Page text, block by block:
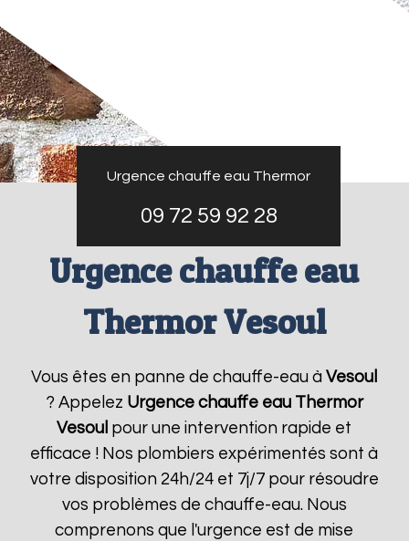
Urgence chauffe eau Thermor
09 72 59 92 28
Urgence chauffe eau
Thermor Vesoul
Vous êtes en panne de chauffe-eau àVesoul
? Appelez Urgence chauffe eau Thermor
Vesoul pour une intervention rapide et
efficace ! Nos plombiers expérimentés sont à
votre disposition 24h/24 et 7j/7 pour résoudre
vos problèmes de chauffe-eau. Nous
comprenons que l'urgence est de mise